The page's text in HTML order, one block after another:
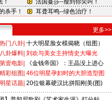
更多>>
热门八卦 十大明星脸女模揭晓（组图）
八卦爆料 刘欢与美女主持情史大曝光
第壹电影
《金钱帝国》：王晶没上进心
精彩组图 46位明星孕妇时的大胆造型图
明星话题 20位银幕硬汉比拼阳刚美(图)